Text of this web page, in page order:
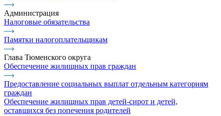
Администрация
Налоговые обязательства
Памятки налогоплательщикам
Глава Тюменского округа
Обеспечение жилищных прав граждан
Предоставление социальных выплат отдельным категориям
граждан
Обеспечение жилищных прав детей-сирот и детей,
оставшихся без попечения родителей